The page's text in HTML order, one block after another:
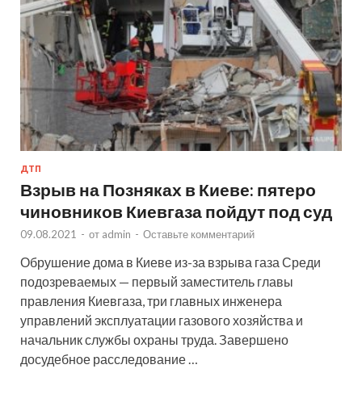
ДТП
Взрыв на Позняках в Киеве: пятеро
чиновников Киевгаза пойдут под суд
09.08.2021 - от admin - Оставьте комментарий
Обрушение дома в Киеве из-за взрыва газа Среди
подозреваемых — первый заместитель главы
правления Киевгаза, три главных инженера
управлений эксплуатации газового хозяйства и
начальник службы охраны труда. Завершено
досудебное расследование …